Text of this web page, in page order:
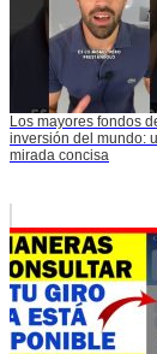
Los mayores fondos
inversión del mundo:
mirada concisa